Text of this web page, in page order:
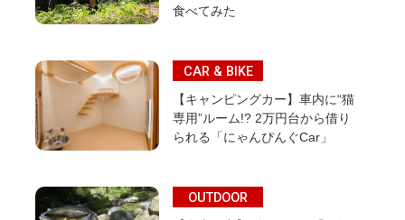
食べてみた
CAR & BIKE
【キャンピングカー】車内に“猫
専用”ルーム!? 2万円台から借り
られる「にゃんぴんぐCar」
OUTDOOR